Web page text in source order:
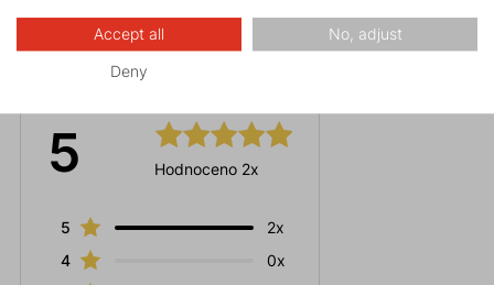
5 Hodnoceno 2x
5
2x
4
0x
Accept all No, adjust
Deny